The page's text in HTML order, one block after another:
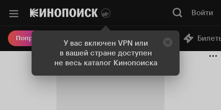
У вас включен VPN или
в вашей стране доступен
не весь каталог Кинопоиска
Войти
Попробовать Плюс Онлайн-кинотеатр